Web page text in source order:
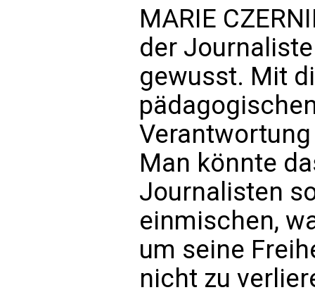
MARIE
der
gewusst. Mit
Man könnte
Journalisten
einmischen,
um seine
nicht zu